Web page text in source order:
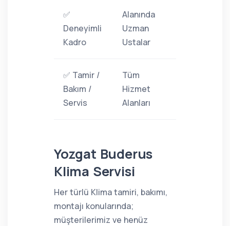
✅
Deneyimli
Kadro
Alanında
Uzman
Ustalar
✅ Tamir /
Bakım /
Servis
Tüm
Hizmet
Alanları
Yozgat Buderus
Klima Servisi
Her türlü Klima tamiri, bakımı,
montajı konularında;
müşterilerimiz ve henüz